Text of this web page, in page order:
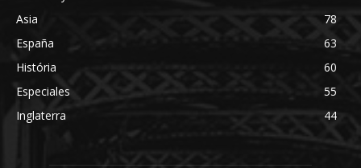
Asia
78
España
63
História
60
Especiales
55
Inglaterra
44